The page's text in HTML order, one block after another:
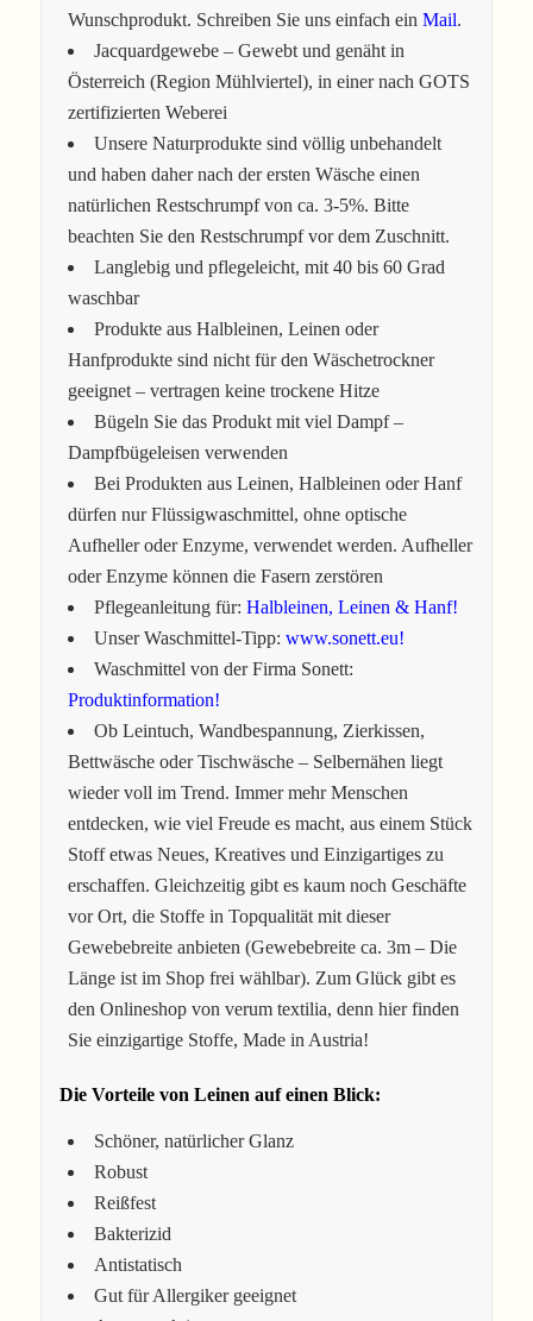
Wunschprodukt. Schreiben Sie uns einfach ein Mail.
Jacquardgewebe – Gewebt und genäht in
Österreich (Region Mühlviertel), in einer nach GOTS
zertifizierten Weberei
Unsere Naturprodukte sind völlig unbehandelt
und haben daher nach der ersten Wäsche einen
natürlichen Restschrumpf von ca. 3-5%. Bitte
beachten Sie den Restschrumpf vor dem Zuschnitt.
Langlebig und pflegeleicht, mit 40 bis 60 Grad
waschbar
Produkte aus Halbleinen, Leinen oder
Hanfprodukte sind nicht für den Wäschetrockner
geeignet – vertragen keine trockene Hitze
Bügeln Sie das Produkt mit viel Dampf –
Dampfbügeleisen verwenden
Bei Produkten aus Leinen, Halbleinen oder Hanf
dürfen nur Flüssigwaschmittel, ohne optische
Aufheller oder Enzyme, verwendet werden. Aufheller
oder Enzyme können die Fasern zerstören
Pflegeanleitung für: Halbleinen, Leinen & Hanf!
Unser Waschmittel-Tipp: www.sonett.eu!
Waschmittel von der Firma Sonett:
Produktinformation!
Ob Leintuch, Wandbespannung, Zierkissen,
Bettwäsche oder Tischwäsche – Selbernähen liegt
wieder voll im Trend. Immer mehr Menschen
entdecken, wie viel Freude es macht, aus einem Stück
Stoff etwas Neues, Kreatives und Einzigartiges zu
erschaffen. Gleichzeitig gibt es kaum noch Geschäfte
vor Ort, die Stoffe in Topqualität mit dieser
Gewebebreite anbieten (Gewebebreite ca. 3m – Die
Länge ist im Shop frei wählbar). Zum Glück gibt es
den Onlineshop von verum textilia, denn hier finden
Sie einzigartige Stoffe, Made in Austria!
Die Vorteile von Leinen auf einen Blick:
Schöner, natürlicher Glanz
Robust
Reißfest
Bakterizid
Antistatisch
Gut für Allergiker geeignet